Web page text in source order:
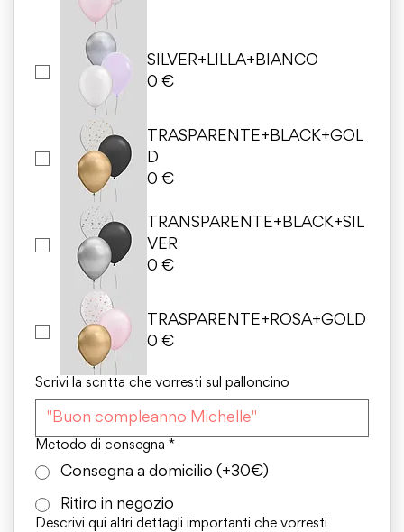
SILVER+LILLA+BIANCO
0 €
TRASPARENTE+BLACK+GOL
D
0 €
TRANSPARENTE+BLACK+SIL
VER
0 €
TRASPARENTE+ROSA+GOLD
0 €
Scrivi la scritta che vorresti sul palloncino
Metodo di consegna *
Consegna a domicilio (+30€)
Ritiro in negozio
Descrivi qui altri dettagli importanti che vorresti